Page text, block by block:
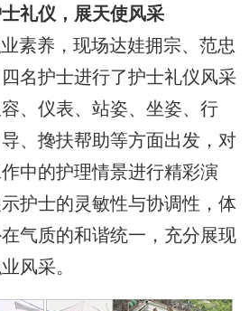
礼仪，展天使风采
素养，现场达娃拥宗、范忠
名护士进行了护士礼仪风采
、仪表、站姿、坐姿、行
、搀扶帮助等方面出发，对
中的护理情景进行精彩演
护士的灵敏性与协调性，体
气质的和谐统一，充分展现
风采。